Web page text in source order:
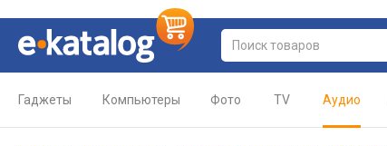
Гаджеты Компьютеры Фото TV Аудио